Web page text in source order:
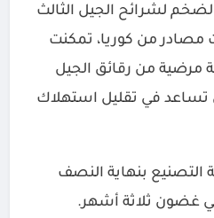
لشرائح الجيل الثالث
مصادر من كوريا، تمكنت
مرضية من رقائق الجيل
تساعد في تقليل استهلاك
التصنيع بنهاية النصف